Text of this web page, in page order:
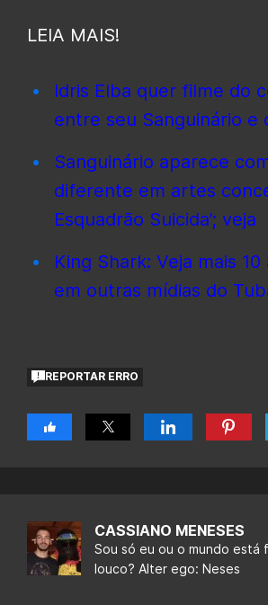
LEIA MAIS!
Idris Elba quer filme do
entre seu Sanguinário e
Sanguinário aparece
diferente em artes
Esquadrão Suicida’; veja
King Shark: Veja mais
em outras mídias do
REPORTAR ERRO
CASSIANO MENESES
Sou só eu ou o mundo está
louco? Alter ego: Neses